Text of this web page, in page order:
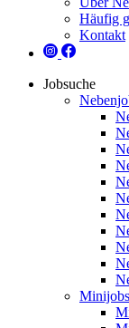
Häufig
Kontakt
Jobsuche